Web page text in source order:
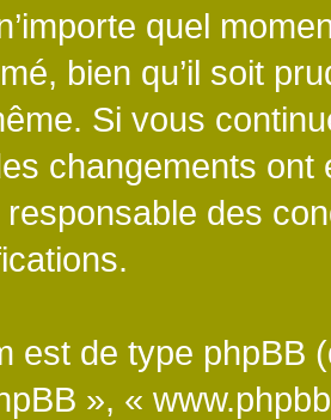
quel
bien qu’il soit
Si vous
changements ont
responsable des
est de type phpBB
», «